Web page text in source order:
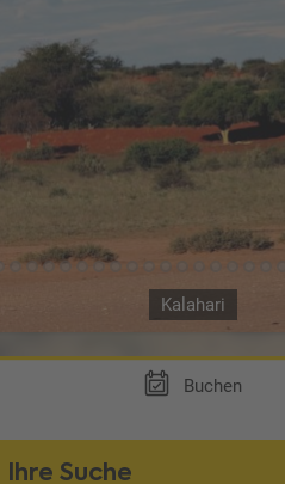
Kalahari
Buchen
Ihre Suche